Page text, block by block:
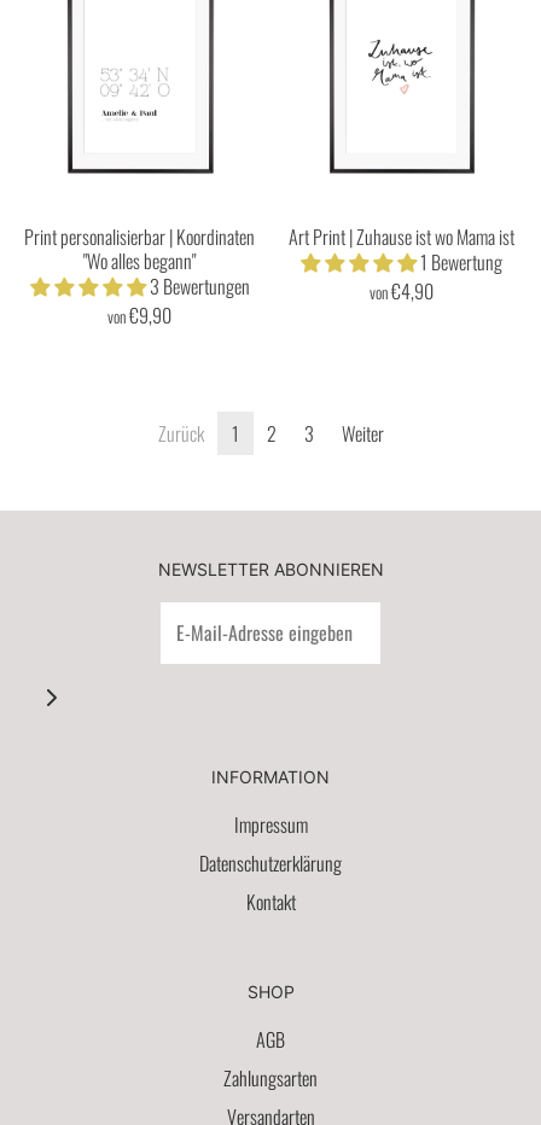
Print personalisierbar | Koordinaten
"Wo alles begann"
3 Bewertungen
von€9,90
Art Print | Zuhause ist wo Mama ist
1 Bewertung
von€4,90
Zurück 1 2 3 Weiter
NEWSLETTER ABONNIEREN
INFORMATION
Impressum
Datenschutzerklärung
Kontakt
SHOP
AGB
Zahlungsarten
Versandarten